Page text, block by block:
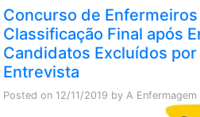
Concurso de
Classificação Final após
Candidatos Excluídos
Entrevista
Posted on 12/11/2019 by A Enfermagem